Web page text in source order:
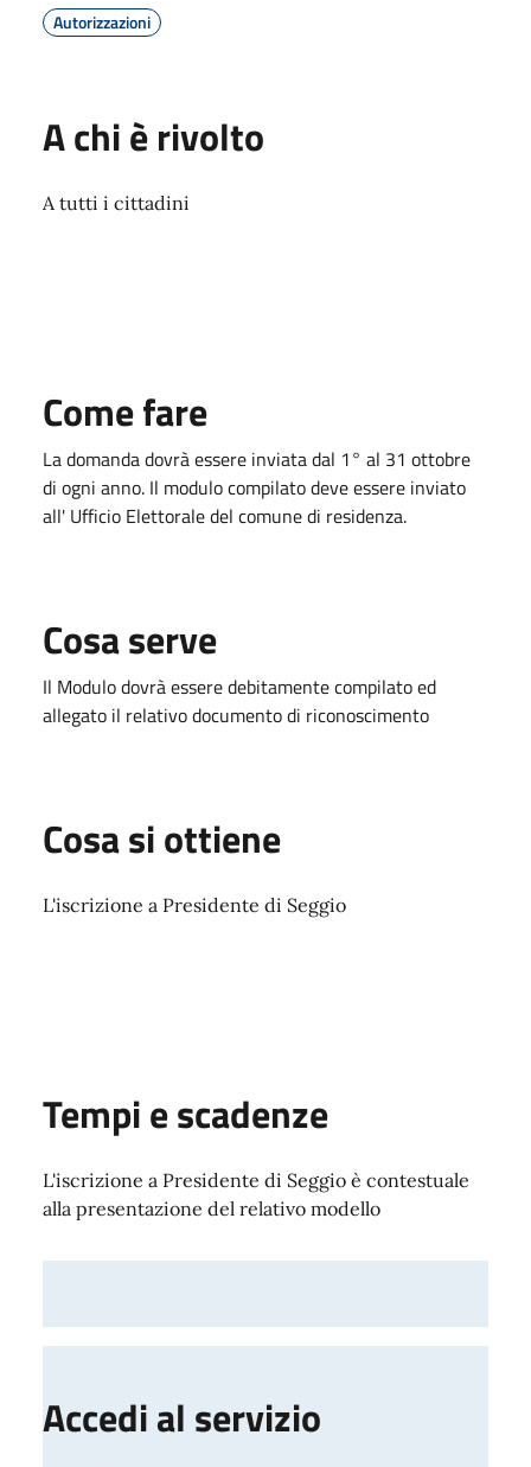
Autorizzazioni
A chi è rivolto
A tutti i cittadini
Come fare
La domanda dovrà essere inviata dal 1° al 31 ottobre
di ogni anno. Il modulo compilato deve essere inviato
all' Ufficio Elettorale del comune di residenza.
Cosa serve
Il Modulo dovrà essere debitamente compilato ed
allegato il relativo documento di riconoscimento
Cosa si ottiene
L'iscrizione a Presidente di Seggio
Tempi e scadenze
L'iscrizione a Presidente di Seggio è contestuale
alla presentazione del relativo modello
Accedi al servizio